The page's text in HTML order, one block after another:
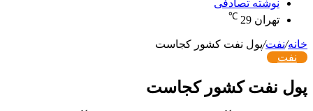
نوشته تصادفی
تهران 29
℃
خانه/نفت/پول نفت کشور کجاست
نفت
پول نفت کشور کجاست